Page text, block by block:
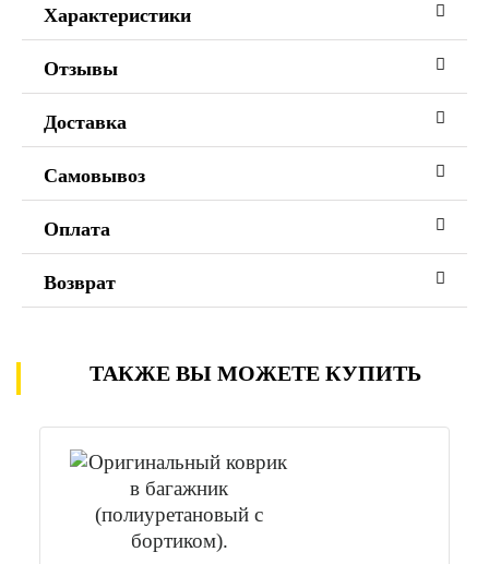
Характеристики
Отзывы
Доставка
Самовывоз
Оплата
Возврат
ТАКЖЕ ВЫ МОЖЕТЕ КУПИТЬ